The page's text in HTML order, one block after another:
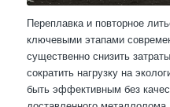
Переплавка и повторное
ключевыми этапами
существенно снизить
сократить нагрузку на
быть эффективным без